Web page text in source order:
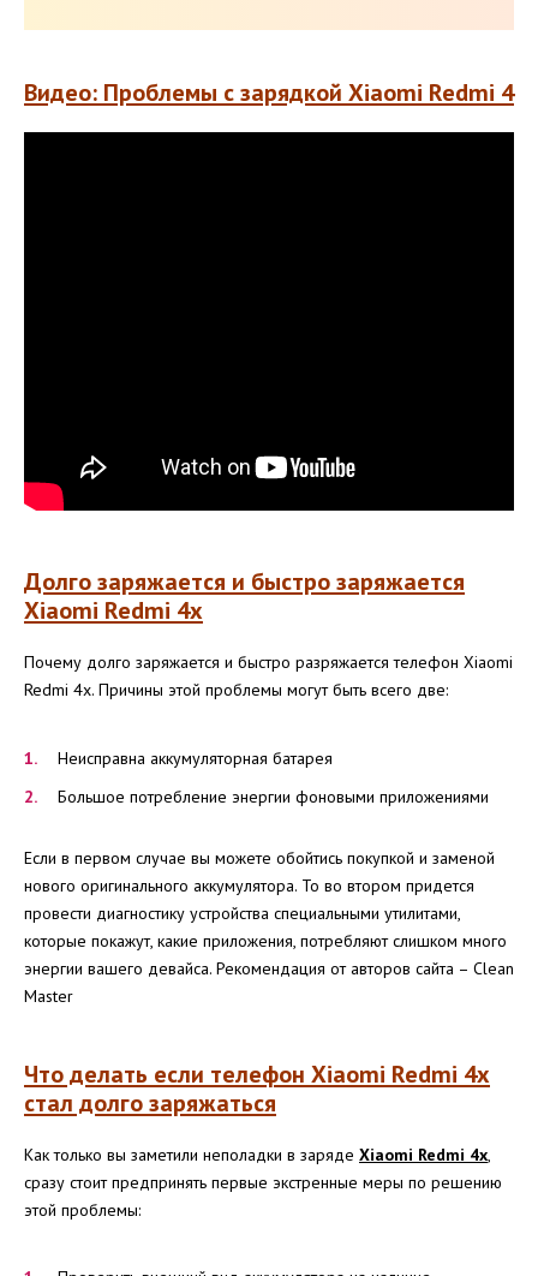
Видео: Проблемы с зарядкой Xiaomi Redmi 4
Долго заряжается и быстро заряжается
Xiaomi Redmi 4x
Почему долго заряжается и быстро разряжается телефон Xiaomi
Redmi 4x. Причины этой проблемы могут быть всего две:
Неисправна аккумуляторная батарея
Большое потребление энергии фоновыми приложениями
Если в первом случае вы можете обойтись покупкой и заменой
нового оригинального аккумулятора. То во втором придется
провести диагностику устройства специальными утилитами,
которые покажут, какие приложения, потребляют слишком много
энергии вашего девайса. Рекомендация от авторов сайта – Clean
Master
Что делать если телефон Xiaomi Redmi 4x
стал долго заряжаться
Как только вы заметили неполадки в заряде Xiaomi Redmi 4x,
сразу стоит предпринять первые экстренные меры по решению
этой проблемы: